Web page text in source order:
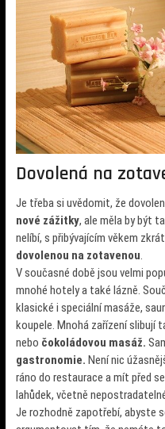
Dovolená na
Je třeba si uvědomit, že
nové zážitky, ale měla by být
nelíbí, s přibývajícím věkem
dovolenou na zotavenou.
V současné době jsou velmi
mnohé hotely a také lázně.
klasické i speciální masáže,
koupele. Mnohá zařízení slibují
nebo čokoládovou masáž.
gastronomie. Není nic
ráno do restaurace a mít před
lahůdek, včetně
Je rozhodně zapotřebí, abyste